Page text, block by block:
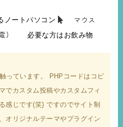
ノートパソコン マウス
) 必要な方はお飲み物
っています。 PHPコードはコピ
でカスタム投稿やカスタムフィ
感じです(笑) ですのでサイト制
オリジナルテーマやプラグイン